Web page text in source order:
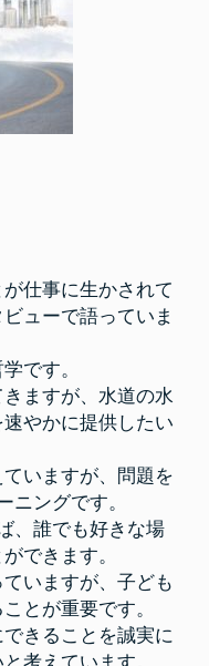
仕事に生かされて
ューで語っていま
です。
ますが、水道の水
やかに提供したい
いますが、問題を
ニングです。
、誰でも好きな場
できます。
いますが、子ども
とが重要です。
きることを誠実に